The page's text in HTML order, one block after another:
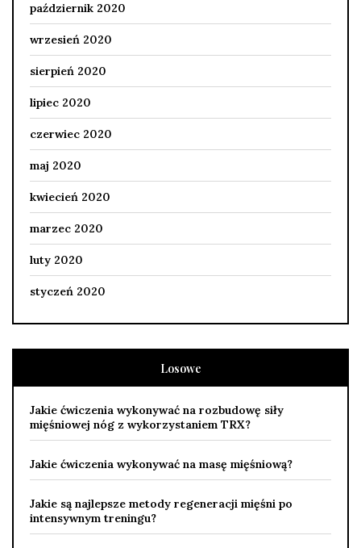
październik 2020
wrzesień 2020
sierpień 2020
lipiec 2020
czerwiec 2020
maj 2020
kwiecień 2020
marzec 2020
luty 2020
styczeń 2020
Losowe
Jakie ćwiczenia wykonywać na rozbudowę siły
mięśniowej nóg z wykorzystaniem TRX?
Jakie ćwiczenia wykonywać na masę mięśniową?
Jakie są najlepsze metody regeneracji mięśni po
intensywnym treningu?